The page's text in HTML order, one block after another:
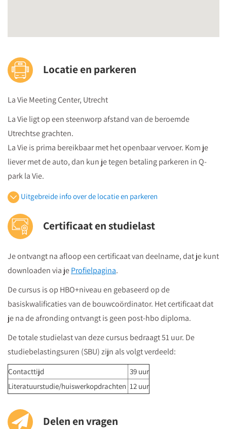
daarover zijn de meeste deskundigen het wel eens. Maar hoe
krijg je ze dan mee? Daarover gaan we het deze dag uitgebreid
onderwerpen:
Wat gebeurt er als mensen (in een bouw) samenkomen?
Wat doet verandering met mensen en hoe ga je daar op
een passende manier mee om?
Wat vragen veranderingen van jou als bouwcoördinator?
Werken met de onderstroom
Locatie en parkeren
La Vie Meeting Center, Utrecht
La Vie ligt op een steenworp afstand van de beroemde
Utrechtse grachten.
La Vie is prima bereikbaar met het openbaar vervoer. Kom je
liever met de auto, dan kun je tegen betaling parkeren in Q-
park la Vie.
Je volgt vanuit Utrecht Centraal Station de bewegwijzeringborden
vervolgens vanuit winkelcentrum "Hoog Catharijne" volgt u de
borden "Vredenburg".
Regardz La Vie Utrecht bevindt zich tegenover het Vredenburg
(plein) en naast de Bijenkorf op de hoek
St.Jacobsstraat/Lange Viestraat.
kantorencomplex "La Vie" aan de St. Jacobsstraat. Op de
borden op de 4e etage zie je in welke zaal je moet zijn en daar
kun je dan direct naartoe.
Postcode ten behoeve van je navigatiesysteem : 3511 BS
Uitgebreide info over de locatie en parkeren
Certificaat en studielast
Je ontvangt na afloop een certificaat van deelname, dat je kunt
downloaden via jeProfielpagina.
De cursus is op HBO+niveau en gebaseerd op de
basiskwalificaties van de bouwcoördinator. Het certificaat dat
je na de afronding ontvangt is geen post-hbo diploma.
De totale studielast van deze cursus bedraagt 51 uur. De
studiebelastingsuren (SBU) zijn als volgt verdeeld:
Contacttijd
39 uur
Literatuurstudie/huiswerkopdrachten 12 uur
Delen en vragen